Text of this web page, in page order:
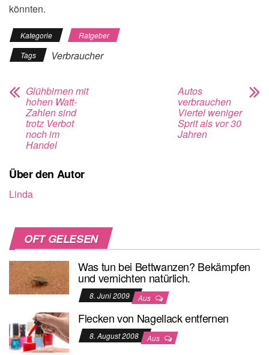
könnten.
Kategorie
Ratgeber
Tags
Verbraucher
Glühbirnen mit
hohen Watt-
Zahlen sind
trotz Verbot
noch im
Handel
Autos
verbrauchen
Viertel weniger
Sprit als vor 30
Jahren
Über den Autor
Linda
OFT GELESEN
Was tun bei Bettwanzen? Bekämpfen
und vernichten natürlich.
8. Juni 2009 Aus
Flecken von Nagellack entfernen
8. August 2008 Aus